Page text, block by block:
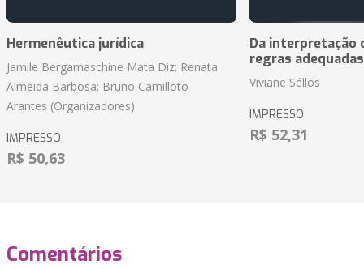
Hermenêutica jurídica
Jamile Bergamaschine Mata Diz; Renata
Almeida Barbosa; Bruno Camilloto
Arantes (Organizadores)
IMPRESSO
R$ 50,63
Da interpretação
regras
Viviane Séllos
IMPRESSO
R$ 52,31
Comentários